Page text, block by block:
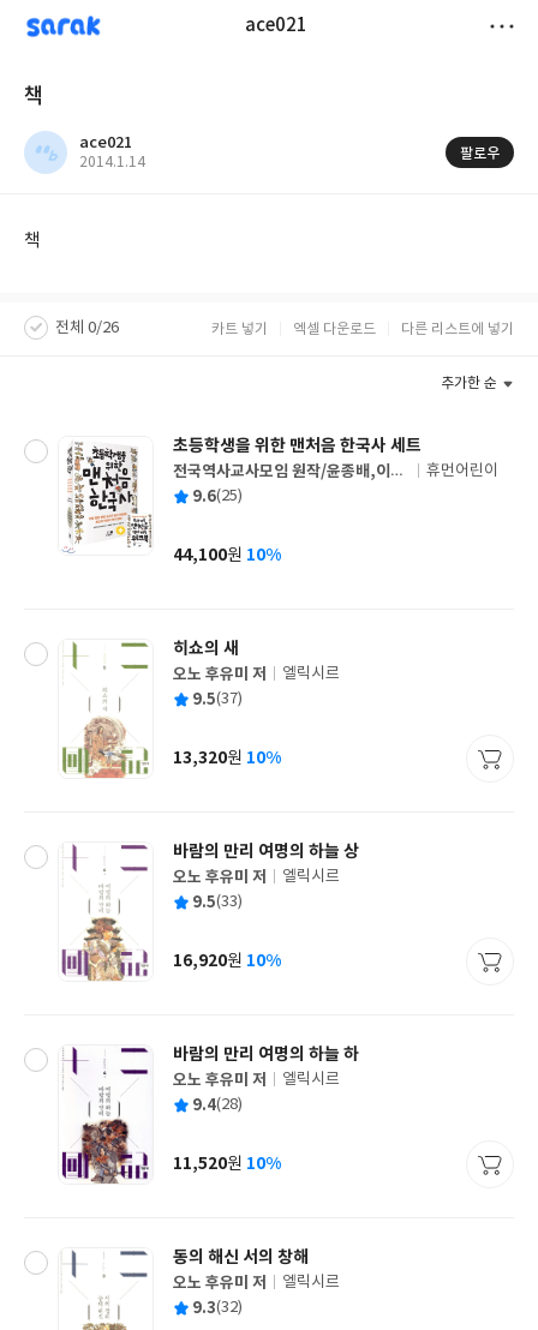
sarak ace021
책
ace021
작
2014.1.14
팔로우
책
전체 0/26 카트 넣기 엑셀 다운로드 다른 리스트에 넣기
추가한 순
초등학생을 위한 맨처음 한국사 세트
글
쓴
전국역사교사모임 원작/윤종배,이성
호 글/이은홍 그림
출
사
휴먼어린이
평 9.6(25)
가
44,100원 10%
히쇼의 새
글
쓴
오노 후유미 저
출
사
엘릭시르
평 9.5(37)
가
13,320원 10%
바람의 만리 여명의 하늘 상
글
쓴
오노 후유미 저
출
사
엘릭시르
평 9.5(33)
가
16,920원 10%
바람의 만리 여명의 하늘 하
글
쓴
오노 후유미 저
출
사
엘릭시르
평 9.4(28)
가
11,520원 10%
동의 해신 서의 창해
글
쓴
오노 후유미 저
출
엘릭시르
평 9.3(32)